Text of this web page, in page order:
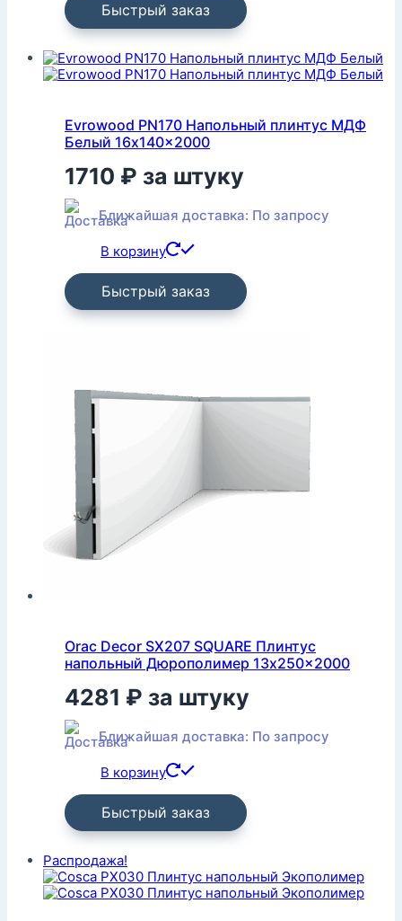
Быстрый заказ
Evrowood PN170 Напольный плинтус МДФ
Белый 16x140x2000
1710 ₽ за штуку
Ближайшая доставка: По запросу
В корзину
Быстрый заказ
Orac Decor SX207 SQUARE Плинтус
напольный Дюрополимер 13x250x2000
4281 ₽ за штуку
Ближайшая доставка: По запросу
В корзину
Быстрый заказ
Распродажа!